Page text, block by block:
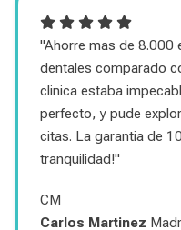
"Ahorre mas de 8.000
dentales comparado
clinica estaba
perfecto, y pude
citas. La garantia de
tranquilidad!"
CM
Carlos Martinez